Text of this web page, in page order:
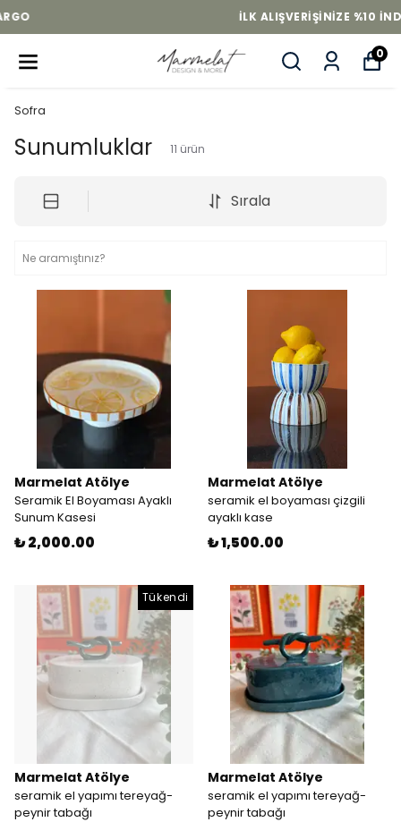
İLK ALIŞVERIŞINIZE %10 INDIRIM
0
Sofra
Sunumluklar 11 ürün
Sırala
Marmelat Atölye
Seramik El Boyaması Ayaklı
Sunum Kasesi
₺ 2,000.00
Marmelat Atölye
seramik el boyaması çizgili
ayaklı kase
₺ 1,500.00
Tükendi
Marmelat Atölye
seramik el yapımı tereyağ-
peynir tabağı
Marmelat Atölye
seramik el yapımı tereyağ-
peynir tabağı